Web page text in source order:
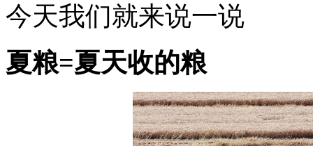
今天我们就来说一说
夏粮=夏天收的粮